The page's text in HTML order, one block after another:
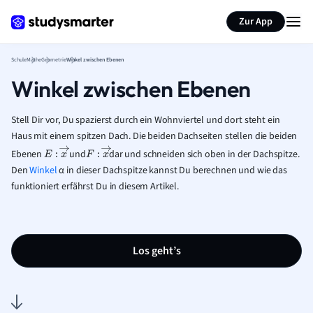
Zur App
SchuleMatheGeometrieWinkel zwischen Ebenen
Winkel zwischen Ebenen
Stell Dir vor, Du spazierst durch ein Wohnviertel und dort steht ein
Haus mit einem spitzen Dach. Die beiden Dachseiten stellen die beiden
EbenenE:x → undF:x → dar und schneiden sich oben in der Dachspitze.
DenWinkelα in dieser Dachspitze kannst Du berechnen und wie das
funktioniert erfährst Du in diesem Artikel.
Los geht’s
Seite zusammenfassen